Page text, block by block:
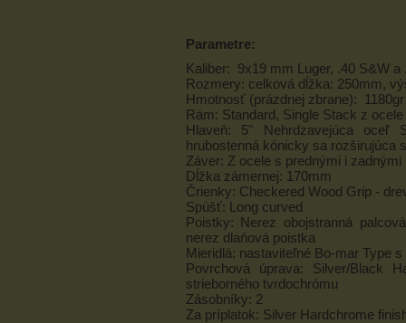
Parametre:
Kaliber: 9x19 mm Luger, .40 S&W a
Rozmery: celková dĺžka: 250mm,
Hmotnosť (prázdnej zbrane): 1180gr
Rám: Standard, Single Stack z ocele
Hlaveň: 5" Nehrdzavejúca oceľ
hrubostenná kónicky sa rozširujúca
Záver: Z ocele s prednými i
Dĺžka zámernej: 170mm
Črienky: Checkered Wood Grip -
Spúšť: Long curved
Poistky: Nerez obojstranná
nerez dlaňová poistka
Mieridlá: nastaviteľné Bo-mar Type
Povrchová úprava: Silver/Black
strieborného tvrdochrómu
Zásobníky: 2
Za príplatok: Silver Hardchrome